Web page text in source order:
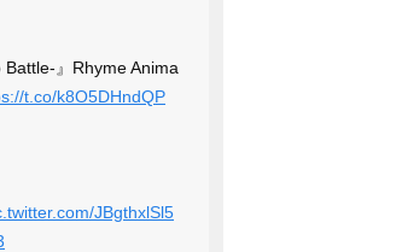
』Rhyme Anima
t.co/k8O5DHndQP
JBgthxlSl5